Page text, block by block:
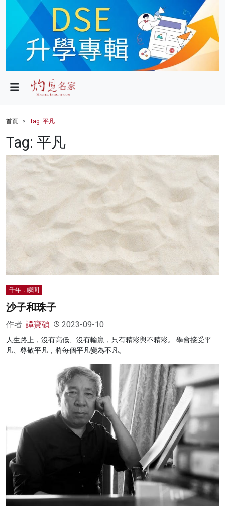
政局
財經
健康
商業
科技
影片
灼見活動
首頁 Tag: 平凡
Tag: 平凡
千年．瞬間
沙子和珠子
作者: 譚寶碩 2023-09-10
人生路上，沒有高低、沒有輸贏，只有精彩與不精彩。 學會接受平
凡、尊敬平凡，將每個平凡變為不凡。